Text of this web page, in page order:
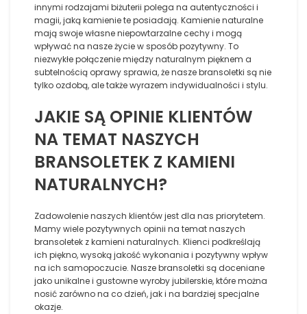
innymi rodzajami biżuterii polega na autentyczności i
magii, jaką kamienie te posiadają. Kamienie naturalne
mają swoje własne niepowtarzalne cechy i mogą
wpływać na nasze życie w sposób pozytywny. To
niezwykłe połączenie między naturalnym pięknem a
subtelnością oprawy sprawia, że nasze bransoletki są nie
tylko ozdobą, ale także wyrazem indywidualności i stylu.
JAKIE SĄ OPINIE KLIENTÓW
NA TEMAT NASZYCH
BRANSOLETEK Z KAMIENI
NATURALNYCH?
Zadowolenie naszych klientów jest dla nas priorytetem.
Mamy wiele pozytywnych opinii na temat naszych
bransoletek z kamieni naturalnych. Klienci podkreślają
ich piękno, wysoką jakość wykonania i pozytywny wpływ
na ich samopoczucie. Nasze bransoletki są doceniane
jako unikalne i gustowne wyroby jubilerskie, które można
nosić zarówno na co dzień, jak i na bardziej specjalne
okazje.